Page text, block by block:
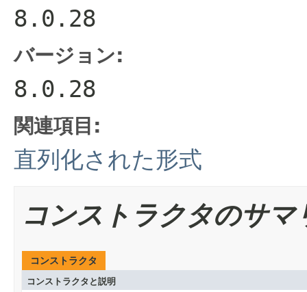
8.0.28
バージョン:
8.0.28
関連項目:
直列化された形式
コンストラクタのサマ
コンストラクタ
コンストラクタと説明